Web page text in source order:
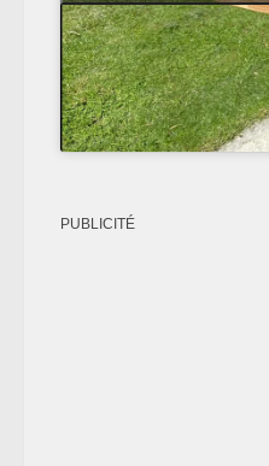
PUBLICITÉ